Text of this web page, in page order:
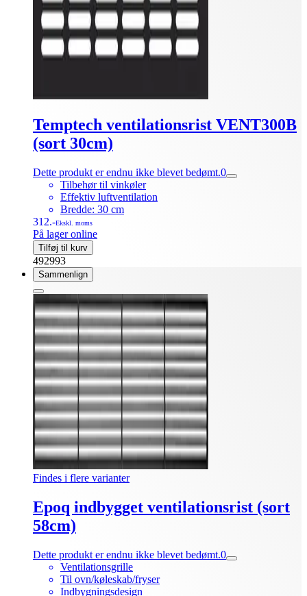
Temptech ventilationsrist VENT300B
(sort 30cm)
Dette produkt er endnu ikke blevet bedømt.0
Tilbehør til vinkøler
Effektiv luftventilation
Bredde: 30 cm
312.-Ekskl. moms
På lager online
Tilføj til kurv
492993
Sammenlign
Findes i flere varianter
Epoq indbygget ventilationsrist (sort
58cm)
Dette produkt er endnu ikke blevet bedømt.0
Ventilationsgrille
Til ovn/køleskab/fryser
Indbygningsdesign